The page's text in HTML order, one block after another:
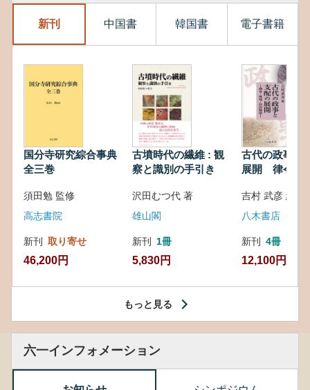
新刊 中国書 韓国書 電子書籍
国分寺研究綜合事典
全三巻
須田勉 監修
高志書院
新刊 取り寄せ
46,200円
古墳時代の繊維 : 観
察と識別の手引き
沢田むつ代 著
雄山閣
新刊 1冊
5,830円
古代の政事と
展開 律令・
吉村 武彦 編集
八木書店
新刊 4冊
12,100円
もっと見る
六一インフォメーション